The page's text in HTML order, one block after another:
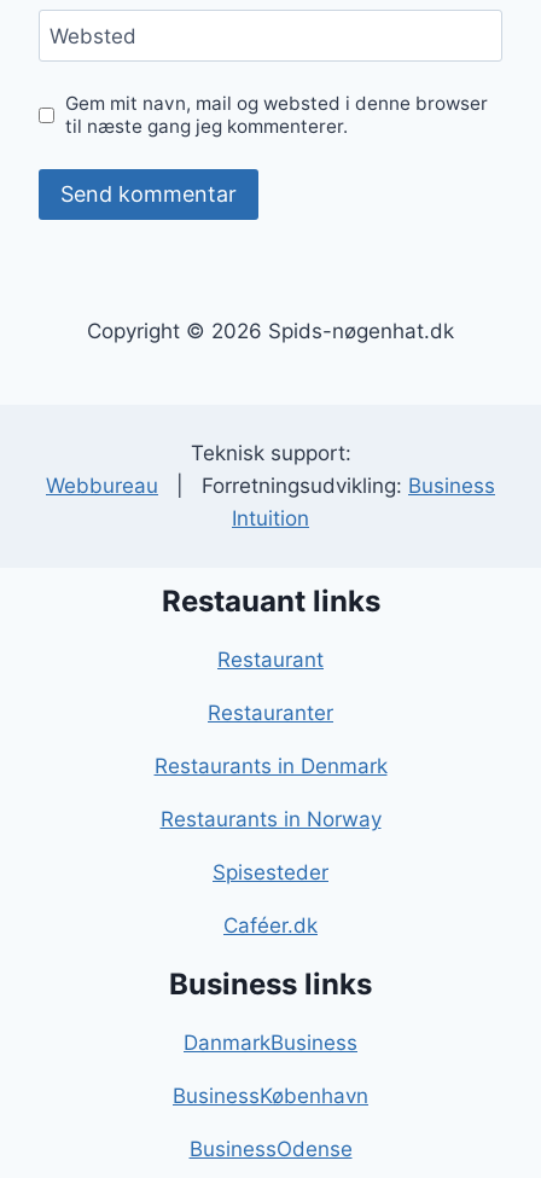
Websted
Gem mit navn, mail og websted i denne browser
til næste gang jeg kommenterer.
Copyright © 2026 Spids-nøgenhat.dk
Teknisk support:
Webbureau | Forretningsudvikling: Business
Intuition
Restauant links
Restaurant
Restauranter
Restaurants in Denmark
Restaurants in Norway
Spisesteder
Caféer.dk
Business links
DanmarkBusiness
BusinessKøbenhavn
BusinessOdense